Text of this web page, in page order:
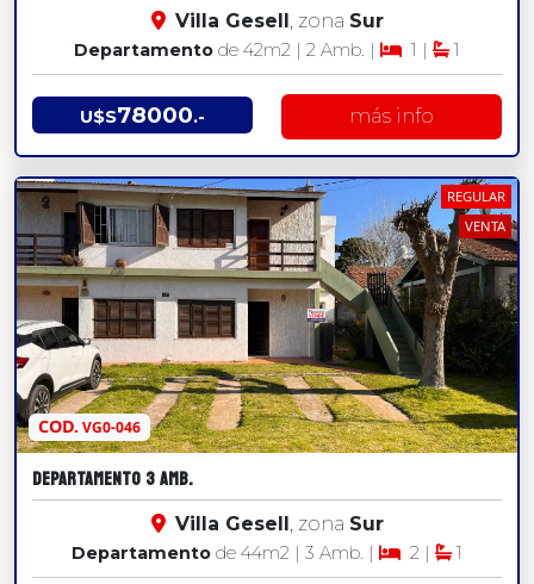
Villa Gesell , zona Sur
Departamento de 42m2 | 2 Amb. | 1 | 1
U$S78000.- más info
COD.VG0-046
REGULAR
VENTA
DEPARTAMENTO 3 AMB.
Villa Gesell , zona Sur
Departamento de 44m2 | 3 Amb. | 2 | 1